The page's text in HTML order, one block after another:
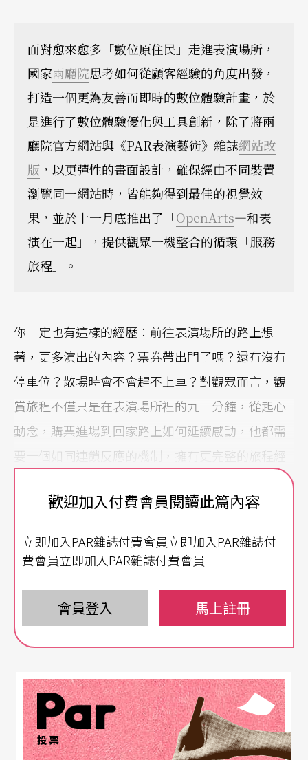
面對愈來愈多「數位原住民」走進表演場所，
國家兩廳院思考如何從顧客經驗的角度出發，
打造一個更為友善而即時的數位體驗計畫，於
是進行了數位體驗優化與工具創新，除了將兩
廳院官方網站與《PAR表演藝術》雜誌網站改
版 ，以更彈性的畫面設計，確保經由不同裝置
瀏覽同一網站時，皆能夠得到最佳的視覺效
果，並於十一月底推出了「OpenArts—和表
演在一起」，提供觀眾一機整合的循環「服務
旅程」。
你一定也有這樣的經歷：前往表演場所的路上想
著，更多演出的內容？票券帶出門了嗎？還有沒有
停車位？散場時會不會趕不上車？對觀眾而言，觀
賞旅程不僅只是在表演場所裡的九十分鐘，從起心
動念，購票進場到回家路上如何延續感動，他都需
要一個如同連鎖反應的機制，擁有更完整的旅程經
間來轉換獲取資訊。已屆而立之年的國家兩廳院，
站式」地匯流在一起，讓觀眾僅須用破碎的時間，
與三十年前兩廳院開幕之初相比，現代整體社會最
大的不同之一，便是數位科技大幅改變了我們的生
的社會能量，自然必須回應時代的浪潮。面對愈來
愈多數位原住民（Digital Native）走進表演場所，
國家兩廳院便思考如何從顧客經驗的角度出發，打
歡迎加入付費會員閱讀此篇內容
立即加入PAR雜誌付費會員立即加入PAR雜誌付
費會員立即加入PAR雜誌付費會員
會員登入 馬上註冊
投票